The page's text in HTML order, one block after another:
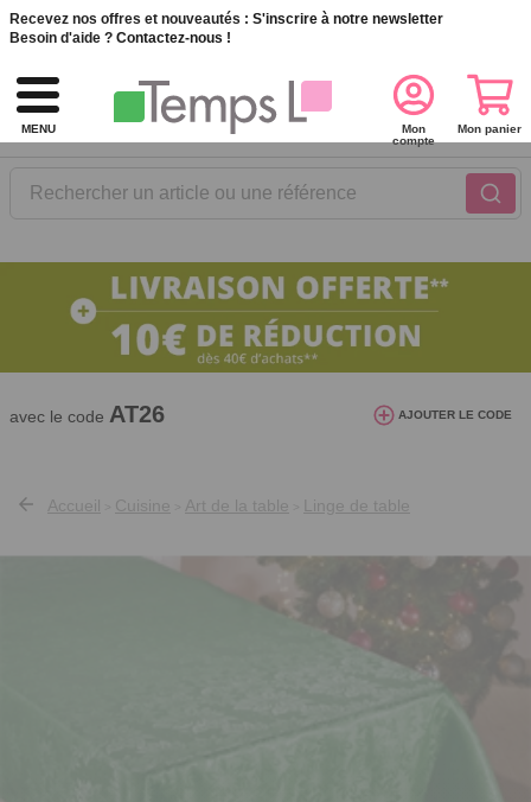
Recevez nos offres et nouveautés : S'inscrire à notre newsletter
Besoin d'aide ? Contactez-nous !
MENU
Rechercher un article ou une référence
Mon
compte
Mon panier
10€ de réduction dès 40€ d'achat. Offre
valable du 03/08/2026 au 12/08/2026.
avec le code AT26 AJOUTER LE CODE
Accueil Cuisine Art de la table Linge de table